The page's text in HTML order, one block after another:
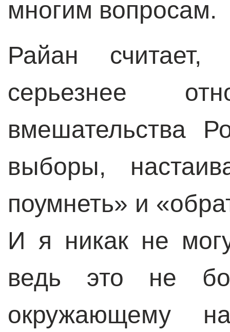
многим вопросам.
Райан
серьезнее
вмешательства
выборы,
поумнеть» и
И я никак не
ведь это не
окружающему